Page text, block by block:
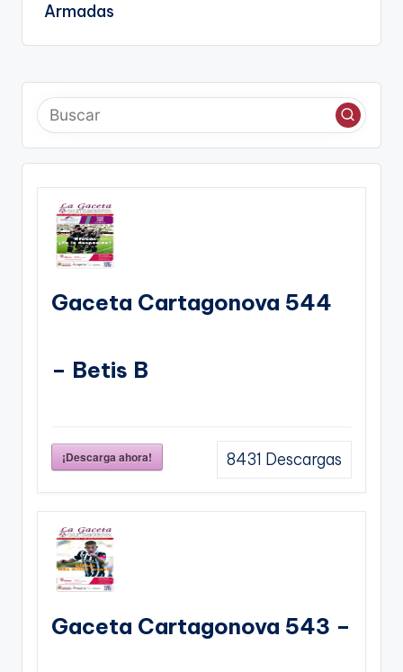
Armadas
Gaceta Cartagonova 544
– Betis B
¡Descarga ahora! 8431 Descargas
Gaceta Cartagonova 543 –